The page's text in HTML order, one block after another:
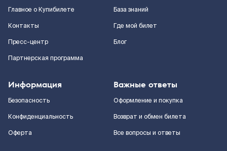
Главное о Купибилете
Контакты
Пресс-центр
Партнерская программа
База знаний
Где мой билет
Блог
Информация
Безопасность
Конфиденциальность
Оферта
Важные ответы
Оформление и покупка
Возврат и обмен билета
Все вопросы и ответы